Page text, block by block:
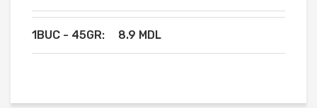
1BUC - 45GR: 8.9 MDL